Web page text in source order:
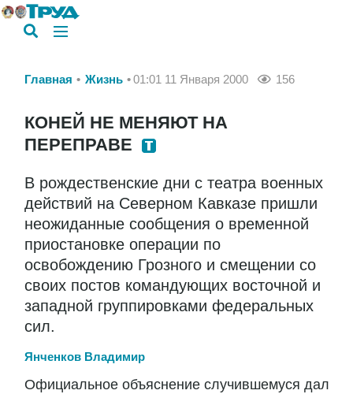
Главная Жизнь 01:01 11 Января 2000 156
КОНЕЙ НЕ МЕНЯЮТ НА
ПЕРЕПРАВЕ
В рождественские дни с театра военных
действий на Северном Кавказе пришли
неожиданные сообщения о временной
приостановке операции по
освобождению Грозного и смещении со
своих постов командующих восточной и
западной группировками федеральных
сил.
Янченков Владимир
Официальное объяснение случившемуся дал